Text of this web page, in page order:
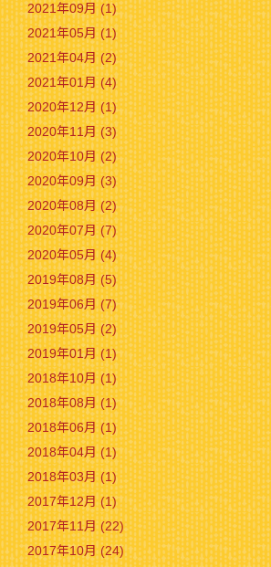
2021年09月 (1)
2021年05月 (1)
2021年04月 (2)
2021年01月 (4)
2020年12月 (1)
2020年11月 (3)
2020年10月 (2)
2020年09月 (3)
2020年08月 (2)
2020年07月 (7)
2020年05月 (4)
2019年08月 (5)
2019年06月 (7)
2019年05月 (2)
2019年01月 (1)
2018年10月 (1)
2018年08月 (1)
2018年06月 (1)
2018年04月 (1)
2018年03月 (1)
2017年12月 (1)
2017年11月 (22)
2017年10月 (24)